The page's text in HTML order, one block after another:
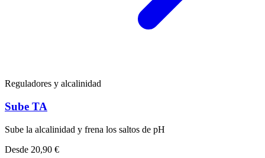
Reguladores y alcalinidad
Sube TA
Sube la alcalinidad y frena los saltos de pH
Desde 20,90 €